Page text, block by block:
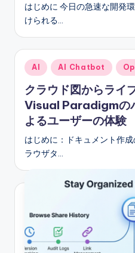
はじめに 今日の急速な開発
けられる…
Posted
in
AI AI Chatbot
クラウド図からライ
Visual Paradigmの
よるユーザーの体験
はじめに：ドキュメント作
ラウザタ…